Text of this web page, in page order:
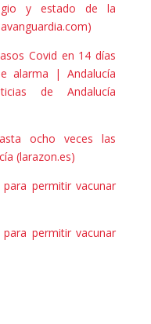
y estado de la
Covid en 14 días
alarma | Andalucía
de Andalucía
ocho veces las
(larazon.es)
permitir vacunar
permitir vacunar